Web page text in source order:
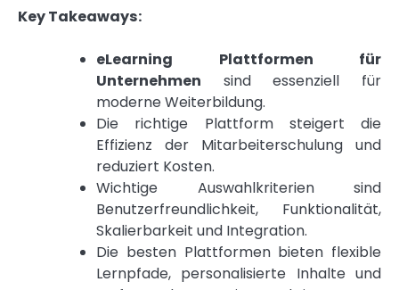
Key Takeaways:
eLearning Plattformen für
Unternehmen sind essenziell für
moderne Weiterbildung.
Die richtige Plattform steigert die
Effizienz der Mitarbeiterschulung und
reduziert Kosten.
Wichtige Auswahlkriterien sind
Benutzerfreundlichkeit, Funktionalität,
Skalierbarkeit und Integration.
Die besten Plattformen bieten flexible
Lernpfade, personalisierte Inhalte und